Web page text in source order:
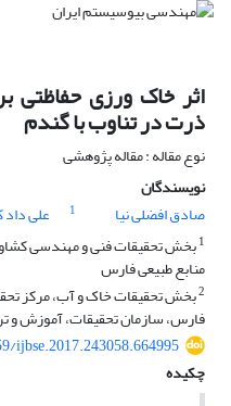
اثر خاک ورزی
ذرت در تناوب با گندم
نوع مقاله : مقاله پژوهشی
نویسندگان
صادق افضلی نیا
1 علی
1بخش تحقیقات فنی و مهندسی
منابع طبیعی فارس
2بخش تحقیقات خاک و آب، مرکز
فارس، سازمان تحقیقات، آموزش و
ijbse.2017.243058.664995
چکیده